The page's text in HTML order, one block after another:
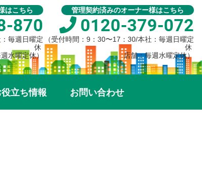
はこちら
870
毎週日曜定
休
水曜定休）
管理契約済みのオーナー様はこちら
0120-379-072
（受付時間：9：30〜17：30/本社：毎週日曜定
休
店舗：毎週水曜定休）
役立ち情報 お問い合わせ